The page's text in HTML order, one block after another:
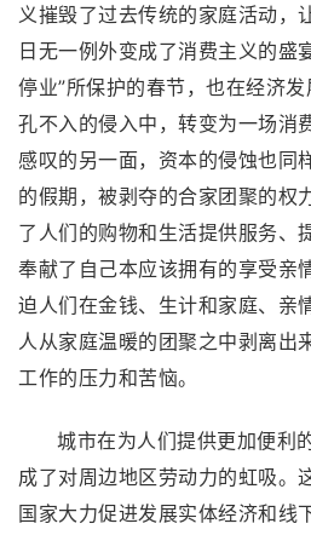
义摧毁了过去传统的家庭活动，
日无一例外变成了消费主义的盛
停业”所保护的春节，也在经济
孔不入的侵入中，转变为一场消
感叹的另一面，资本的侵蚀也同
的假期，被剥夺的合家团聚的权
了人们的购物和生活提供服务、
奉献了自己本应该拥有的享受亲
迫人们在金钱、生计和家庭、亲
人从家庭温暖的团聚之中剥离出
工作的压力和苦恼。
城市在为人们提供更加便利
成了对周边地区劳动力的虹吸。
国家大力促进发展实体经济和线